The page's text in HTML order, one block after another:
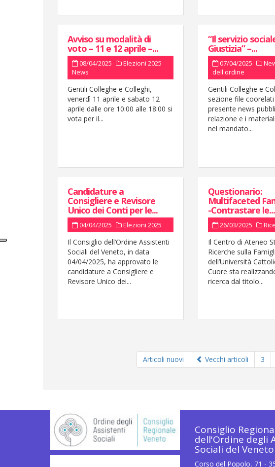
Avviso su modalità di
voto – 11 e 12 aprile –...
08/04/2025
Elezioni 2025
News
Gentili Colleghe e Colleghi,
venerdì 11 aprile e sabato 12
aprile dalle ore 10:00 alle 18:00 si
vota per il...
“Il servizio
Giustizia” –...
07/04/2025
dell'ordine
Gentili Colleghe e
sezione file coorelati
presente news
relazione e i
nel mandato...
Candidature a
Consigliere e Revisore
Unico dei Conti per le...
04/04/2025 Elezioni 2025
Il Consiglio dell’Ordine Assistenti
Sociali del Veneto, in data
04/04/2025, ha approvato le
candidature a Consigliere e
Revisore Unico dei...
Questionario:
Multifaceted
-Contrastare le...
26/03/2025
Il Centro di Ateneo
Ricerche sulla
dell’Università
Cuore sta
ricerca dal titolo...
Articoli nuovi Vecchi articoli 3
Consiglio
dell'Ordine degli
Sociali del Veneto
Corso del Popolo, 71 -